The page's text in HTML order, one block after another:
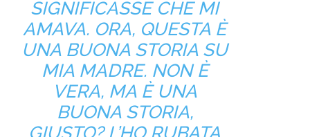
SIGNIFICASSE CHE MI
AMAVA. ORA, QUESTA È
UNA BUONA STORIA SU
MIA MADRE. NON È
VERA, MA È UNA
BUONA STORIA,
GIUSTO? L’HO RUBATA